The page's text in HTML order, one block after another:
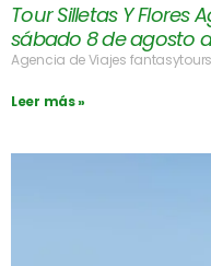
Tour Silletas Y Flores
sábado 8 de agosto
Agencia de Viajes fantasytours
Leer más »